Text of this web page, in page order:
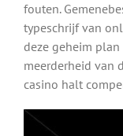
fouten.
typeschrijf van
deze geheim
meerderheid van
casino halt